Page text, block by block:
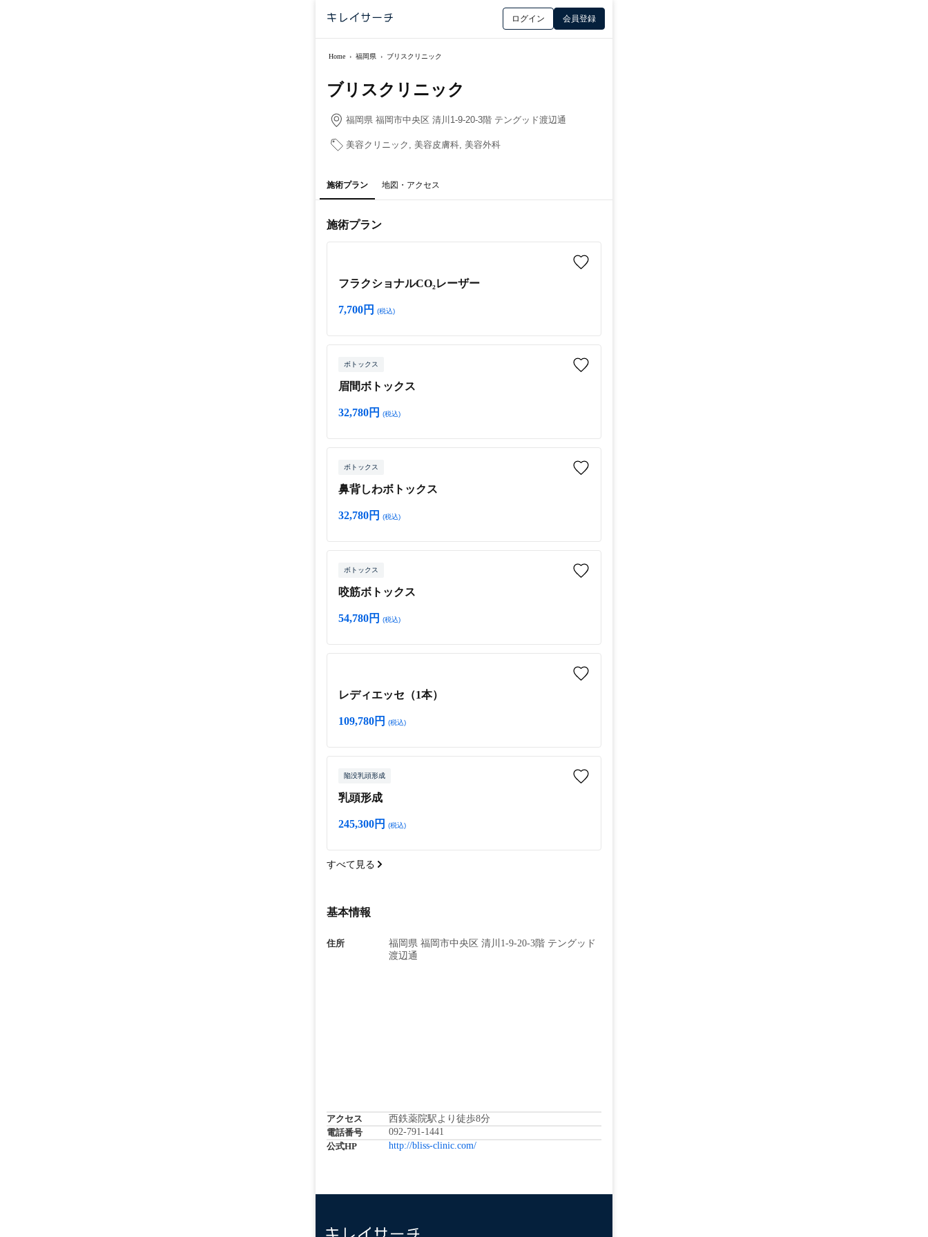
ログイン 会員登録
Home › 福岡県 › ブリスクリニック
ブリスクリニック
福岡県 福岡市中央区 清川1-9-20-3階 テングッド渡辺通
美容クリニック, 美容皮膚科, 美容外科
施術プラン 地図・アクセス
施術プラン
フラクショナルCO₂レーザー
7,700円 (税込)
ボトックス
眉間ボトックス
32,780円 (税込)
ボトックス
鼻背しわボトックス
32,780円 (税込)
ボトックス
咬筋ボトックス
54,780円 (税込)
レディエッセ（1本）
109,780円 (税込)
陥没乳頭形成
乳頭形成
245,300円 (税込)
すべて見る
基本情報
住所
福岡県 福岡市中央区 清川1-9-20-3階 テングッド
渡辺通
アクセス
西鉄薬院駅より徒歩8分
電話番号
092-791-1441
公式HP
http://bliss-clinic.com/